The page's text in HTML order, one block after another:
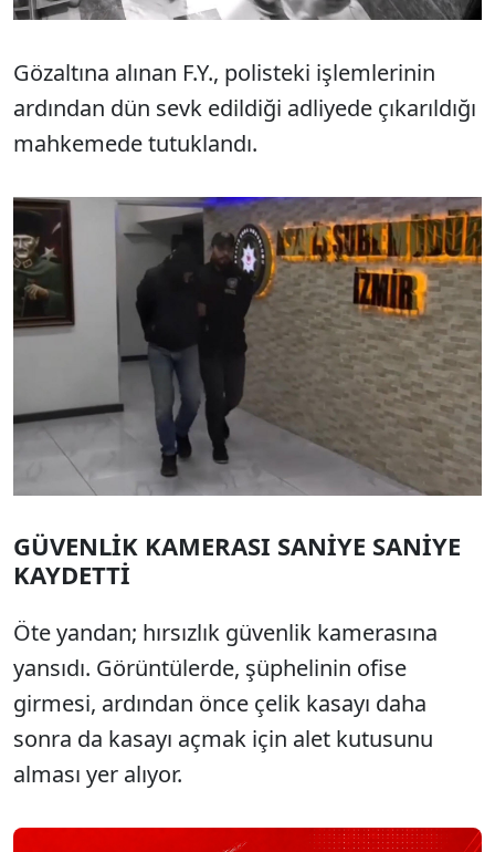
Gözaltına alınan F.Y., polisteki işlemlerinin
ardından dün sevk edildiği adliyede çıkarıldığı
mahkemede tutuklandı.
GÜVENLİK KAMERASI SANİYE SANİYE
KAYDETTİ
Öte yandan; hırsızlık güvenlik kamerasına
yansıdı. Görüntülerde, şüphelinin ofise
girmesi, ardından önce çelik kasayı daha
sonra da kasayı açmak için alet kutusunu
alması yer alıyor.